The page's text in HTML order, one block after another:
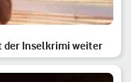
der Inselkrimi weiter